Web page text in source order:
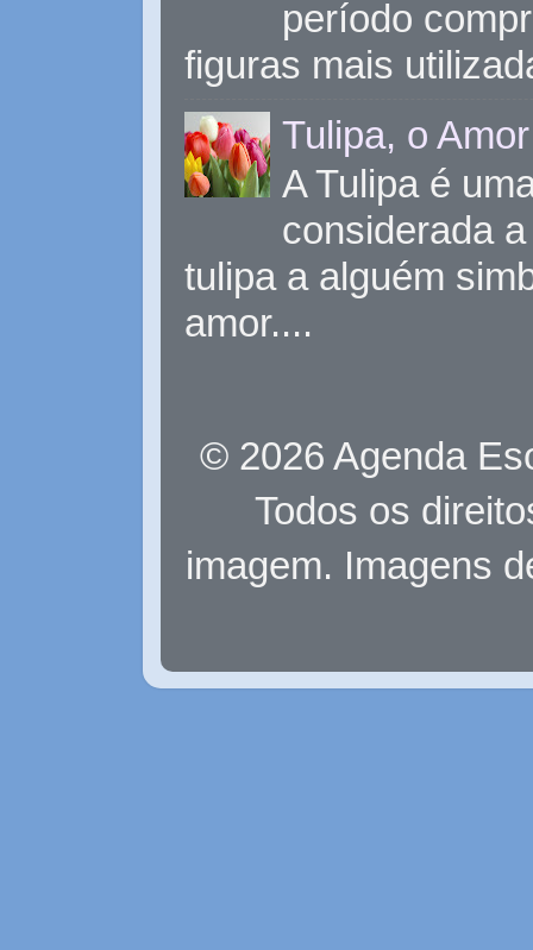
período
figuras mais
Tulipa, o
A Tulipa é
considerada
tulipa a alguém
amor....
© 2026 Agenda
Todos os
imagem. Imagens